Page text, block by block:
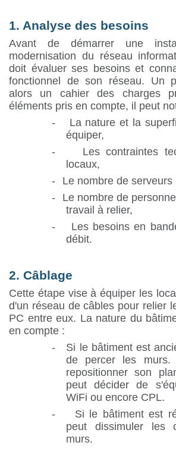
1. Analyse des besoins
Avant de démarrer une
modernisation du réseau
doit évaluer ses besoins et
fonctionnel de son réseau. Un
alors un cahier des charges
éléments pris en compte, il peut
-
La nature et la
équiper,
-
Les contraintes
locaux,
-
Le nombre de serveurs
-
Le nombre de
travail à relier,
-
Les besoins en
débit.
2. Câblage
Cette étape vise à équiper les
d'un réseau de câbles pour relier
PC entre eux. La nature du
en compte :
-
Si le bâtiment est
de percer les murs.
repositionner son
peut décider de
WiFi ou encore CPL.
-
Si le bâtiment est
peut dissimuler les
murs.